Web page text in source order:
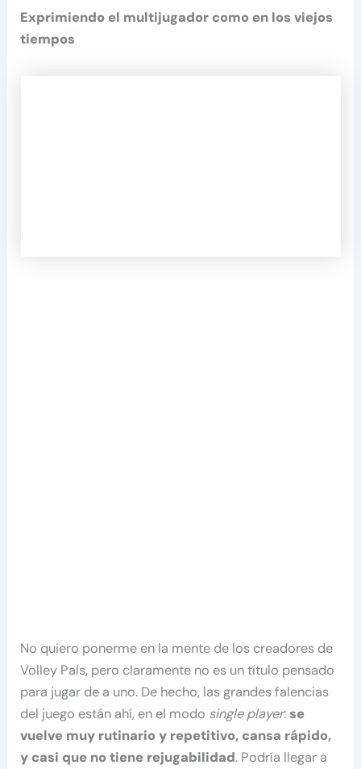
Exprimiendo el multijugador como en los viejos
tiempos
No quiero ponerme en la mente de los creadores de
Volley Pals, pero claramente no es un título pensado
para jugar de a uno. De hecho, las grandes falencias
del juego están ahí, en el modo single player:se
vuelve muy rutinario y repetitivo, cansa rápido,
y casi que no tiene rejugabilidad. Podría llegar a